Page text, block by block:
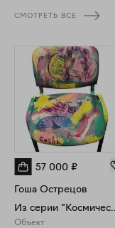
СМОТРЕТЬ ВСЕ
57 000 ₽
Гоша Острецов
Из
Объект